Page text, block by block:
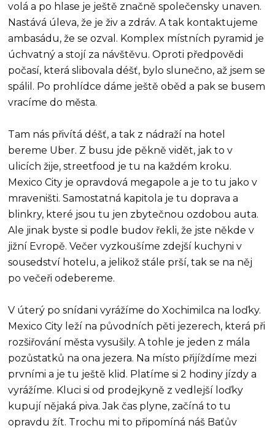
volá a po hlase je ještě značně společensky unaven.
Nastává úleva, že je živ a zdráv. A tak kontaktujeme
ambasádu, že se ozval. Komplex místních pyramid je
úchvatný a stojí za návštěvu. Oproti předpovědi
počasí, která slibovala déšť, bylo slunečno, až jsem se
spálil. Po prohlídce dáme ještě oběd a pak se busem
vracíme do města.
Tam nás přivítá déšť, a tak z nádraží na hotel
bereme Uber. Z busu jde pěkně vidět, jak to v
ulicích žije, streetfood je tu na každém kroku.
Mexico City je opravdová megapole a je to tu jako v
mraveništi. Samostatná kapitola je tu doprava a
blinkry, které jsou tu jen zbytečnou ozdobou auta.
Ale jinak byste si podle budov řekli, že jste někde v
jižní Evropě. Večer vyzkoušíme zdejší kuchyni v
sousedství hotelu, a jelikož stále prší, tak se na něj
po večeři odebereme.
V úterý po snídani vyrážíme do Xochimilca na loďky.
Mexico City leží na původních pěti jezerech, která při
rozšiřování města vysušily. A tohle je jeden z mála
pozůstatků na ona jezera. Na místo přijíždíme mezi
prvními a je tu ještě klid. Platíme si 2 hodiny jízdy a
vyrážíme. Kluci si od prodejkyně z vedlejší loďky
kupují nějaká piva. Jak čas plyne, začíná to tu
opravdu žít. Trochu mi to připomíná náš Baťův